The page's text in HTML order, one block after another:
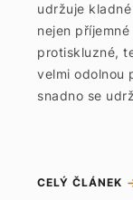
udržuje
nejen
protiskluzné,
velmi odolnou
snadno se
CELÝ ČLÁNEK